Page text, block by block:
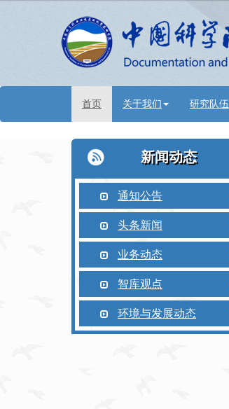
首页 关于我们 研究队伍
新闻动态
通知公告
头条新闻
业务动态
智库观点
环境与发展动态